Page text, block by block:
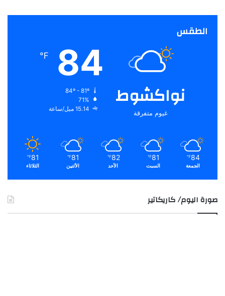
الطقس
نواكشوط
غيوم متفرقة
84
℉
71%
15.14 ميل/ساعة
84
℉
الجمعة
81
℉
السبت
82
℉
الأحد
81
℉
الأثنين
81
℉
الثلاثاء
صورة اليوم/ كاريكاتير